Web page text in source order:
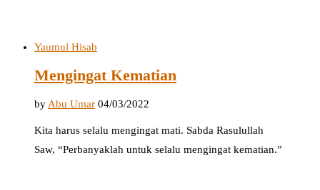
Yaumul Hisab
Mengingat Kematian
by Abu Umar 04/03/2022
Kita harus selalu mengingat mati. Sabda Rasulullah
Saw, “Perbanyaklah untuk selalu mengingat kematian.”